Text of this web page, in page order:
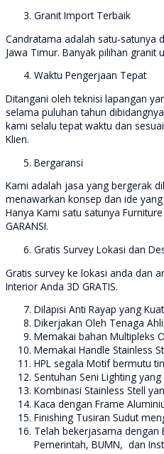
Granit Import Terbaik
Candratama adalah satu-satunya
Jawa Timur. Banyak pilihan granit
Waktu Pengerjaan Tepat
Ditangani oleh teknisi lapangan
selama puluhan tahun
kami selalu tepat waktu dan
Klien.
Bergaransi
Kami adalah jasa yang bergerak
menawarkan konsep dan ide
Hanya Kami satu satunya
GARANSI.
Gratis Survey Lokasi dan
Gratis survey ke lokasi anda dan
Interior Anda 3D GRATIS.
Dilapisi Anti Rayap yang
Dikerjakan Oleh Tenaga
Memakai bahan Multipleks
Memakai Handle Stainless
HPL segala Motif bermutu
Sentuhan Seni Lighting
Kombinasi Stainless Stell
Kaca dengan Frame
Finishing Tusiran Sudut
Telah bekerjasama dengan
Pemerintah, BUMN, dan